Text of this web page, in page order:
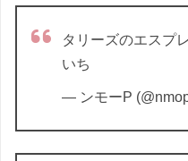
タリーズのエスプ
いち
— ンモーP